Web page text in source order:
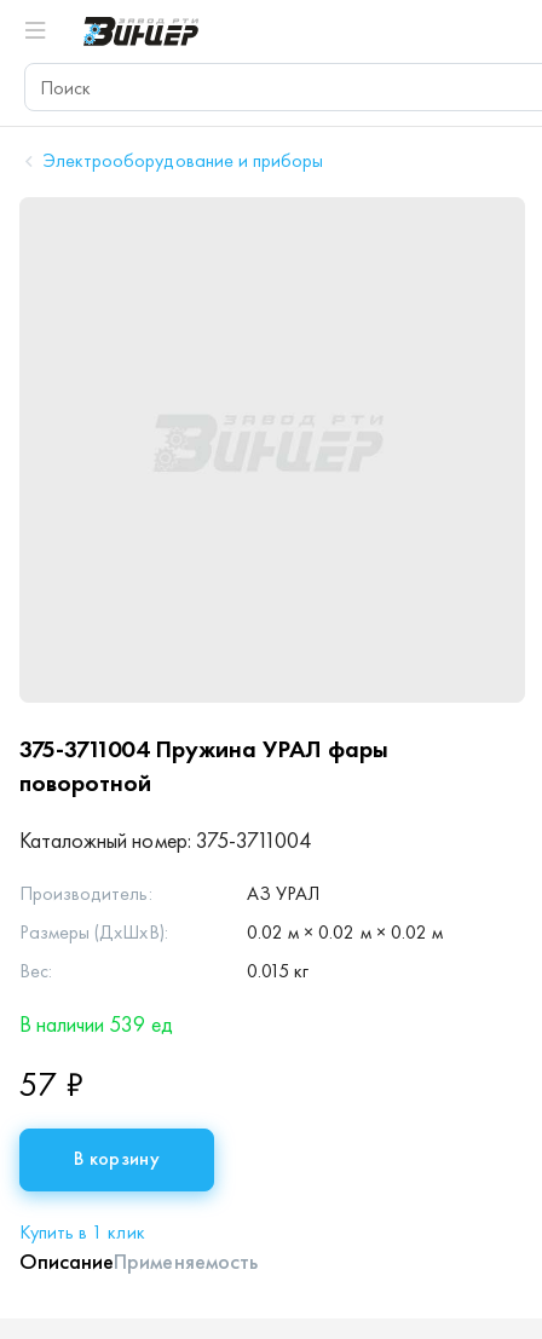
Электрооборудование и приборы
375-3711004 Пружина УРАЛ фары
поворотной
Каталожный номер: 375-3711004
Производитель:
АЗ УРАЛ
Размеры (ДхШхВ):
0.02 м × 0.02 м × 0.02 м
Вес:
0.015 кг
В наличии 539 ед
57 ₽
В корзину
Купить в 1 клик
ОписаниеПрименяемость